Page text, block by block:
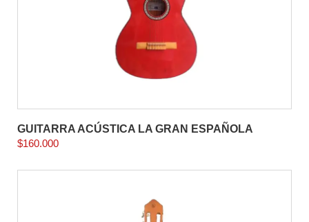
GUITARRA ACÚSTICA LA GRAN ESPAÑOLA
$160.000